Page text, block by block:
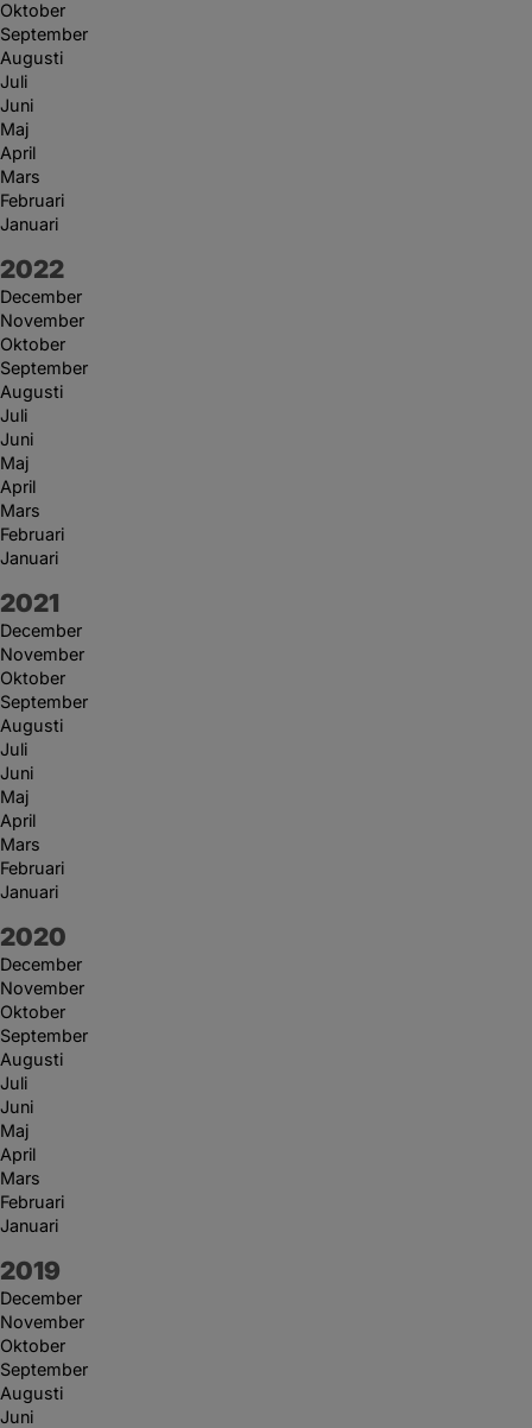
Oktober
September
Augusti
Juli
Juni
Maj
April
Mars
Februari
Januari
År:
2022
December
November
Oktober
September
Augusti
Juli
Juni
Maj
April
Mars
Februari
Januari
År:
2021
December
November
Oktober
September
Augusti
Juli
Juni
Maj
April
Mars
Februari
Januari
År:
2020
December
November
Oktober
September
Augusti
Juli
Juni
Maj
April
Mars
Februari
Januari
År:
2019
December
November
Oktober
September
Augusti
Juni